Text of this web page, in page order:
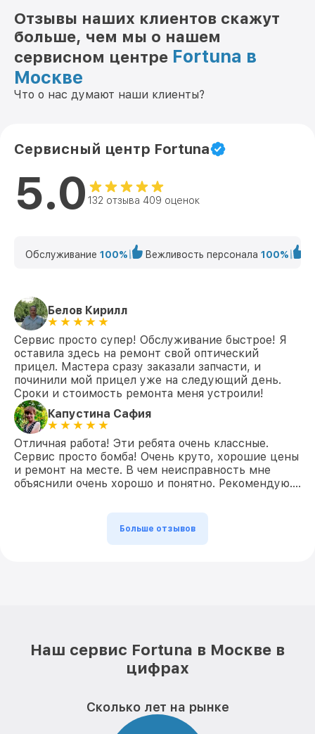
Отзывы наших клиентов скажут
больше, чем мы о нашем
сервисном центре Fortuna в
Москве
Что о нас думают наши клиенты?
Сервисный центр Fortuna
5.0 132 отзыва 409 оценок
Обслуживание 100% Вежливость персонала 100%
Белов Кирилл
Сервис просто супер! Обслуживание быстрое! Я
оставила здесь на ремонт свой оптический
прицел. Мастера сразу заказали запчасти, и
починили мой прицел уже на следующий день.
Сроки и стоимость ремонта меня устроили!
Капустина Сафия
Отличная работа! Эти ребята очень классные.
Сервис просто бомба! Очень круто, хорошие цены
и ремонт на месте. В чем неисправность мне
объяснили очень хорошо и понятно. Рекомендую….
Больше отзывов
Наш сервис Fortuna в Москве в
цифрах
Сколько лет на рынке